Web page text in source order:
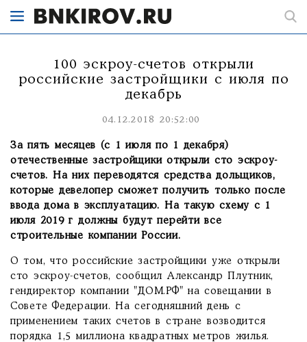
100 эскроу-счетов открыли
российские застройщики с июля по
декабрь
04.12.2018 20:52:00
За пять месяцев (с 1 июля по 1 декабря)
отечественные застройщики открыли сто эскроу-
счетов. На них переводятся средства дольщиков,
которые девелопер сможет получить только после
ввода дома в эксплуатацию. На такую схему с 1
июля 2019 г должны будут перейти все
строительные компании России.
О том, что российские застройщики уже открыли
сто эскроу-счетов, сообщил Александр Плутник,
гендиректор компании "ДОМ.РФ" на совещании в
Совете Федерации. На сегодняшний день с
применением таких счетов в стране возводится
порядка 1,5 миллиона квадратных метров жилья.